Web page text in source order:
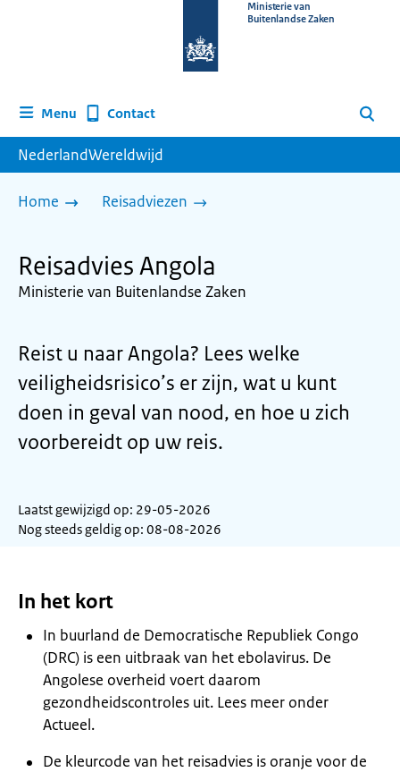
homepage
Ministerie van
Buitenlandse Zaken
Menu Contact Zoeken
NederlandWereldwijd
Home Reisadviezen
Reisadvies Angola
Ministerie van Buitenlandse Zaken
Reist u naar Angola? Lees welke
veiligheidsrisico’s er zijn, wat u kunt
doen in geval van nood, en hoe u zich
voorbereidt op uw reis.
Laatst gewijzigd op: 29-05-2026
Nog steeds geldig op: 08-08-2026
In het kort
In buurland de Democratische Republiek Congo
(DRC) is een uitbraak van het ebolavirus. De
Angolese overheid voert daarom
gezondheidscontroles uit. Lees meer onder
Actueel.
De kleurcode van het reisadvies is oranje voor de